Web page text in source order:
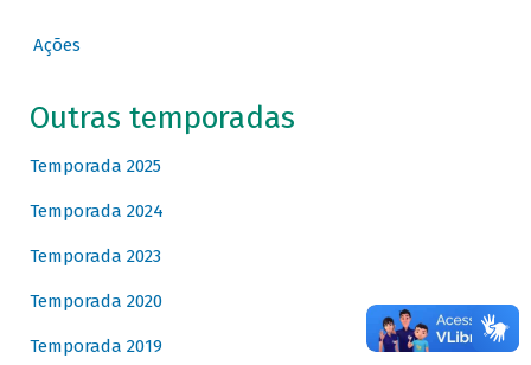
Ações
Outras temporadas
Temporada 2025
Temporada 2024
Temporada 2023
Temporada 2020
Temporada 2019